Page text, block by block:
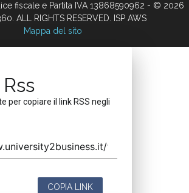
fiscale e Partita IVA 13868590962 - © 2026
ALL RIGHTS RESERVED. ISP AWS
Mappa del sito
per copiare il link RSS negli
COPIA LINK